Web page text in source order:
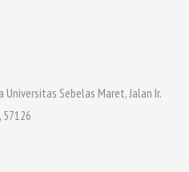
Universitas Sebelas Maret, Jalan Ir.
57126